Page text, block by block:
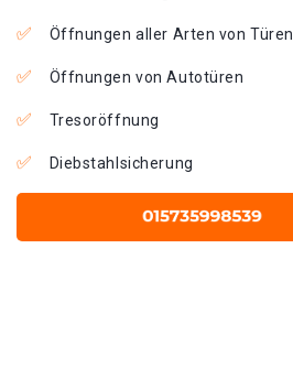
Öffnungen aller Arten von Türen
Öffnungen von Autotüren
Tresoröffnung
Diebstahlsicherung